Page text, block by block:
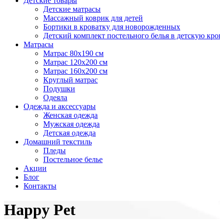
Детские матрасы
Массажный коврик для детей
Бортики в кроватку для новорожденных
Детский комплект постельного белья в детскую
Матрасы
Матрас 80х190 см
Матраc 120х200 см
Матрас 160х200 см
Круглый матрас
Подушки
Одеяла
Одежда и аксессуары
Женская одежда
Мужская одежда
Детская одежда
Домашний текстиль
Пледы
Постельное белье
Акции
Блог
Контакты
Happy Pet